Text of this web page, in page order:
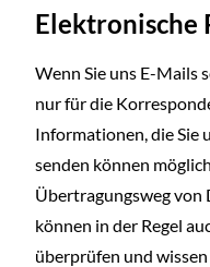
Elektronische
Wenn Sie uns E-Mails
nur für die
Informationen, die Sie
senden können
Übertragungsweg von
können in der Regel
überprüfen und